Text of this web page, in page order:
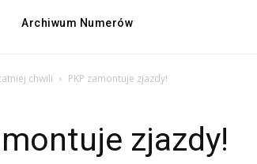
Archiwum Numerów
chwili PKP zamontuje zjazdy!
zjazdy!